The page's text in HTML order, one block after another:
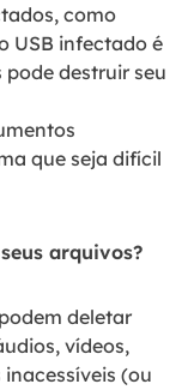
como
USB infectado é
destruir seu
que seja difícil
arquivos?
deletar
vídeos,
(ou